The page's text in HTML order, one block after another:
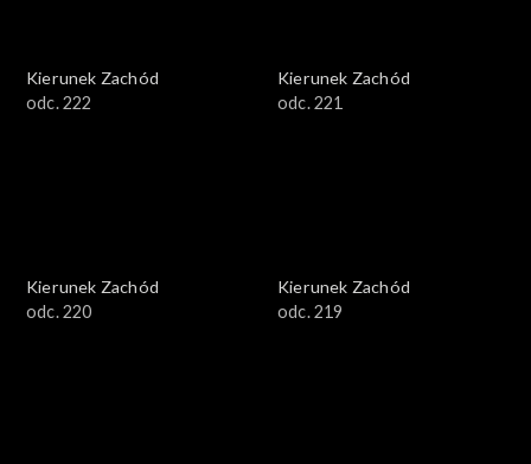
Kierunek Zachód
odc. 222
Kierunek Zachód
odc. 221
Kierunek Zachód
odc. 220
Kierunek Zachód
odc. 219